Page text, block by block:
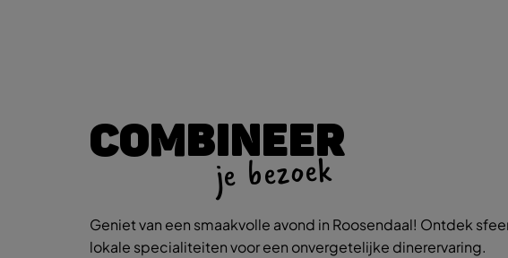
COMBINEER
je bezoek
Geniet van een smaakvolle avond in Roosendaal! Ontdek
lokale specialiteiten voor een onvergetelijke dinerervaring.